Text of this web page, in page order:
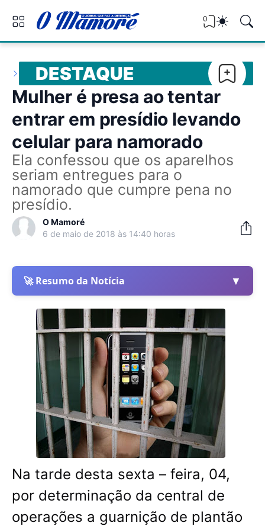
0
DESTAQUE
Mulher é presa ao tentar
entrar em presídio levando
celular para namorado
Ela confessou que os aparelhos
seriam entregues para o
namorado que cumpre pena no
presídio.
O Mamoré
6 de maio de 2018 às 14:40 horas
🚀 Resumo da Notícia ▼
Na tarde desta sexta – feira, 04,
por determinação da central de
operações a guarnição de plantão